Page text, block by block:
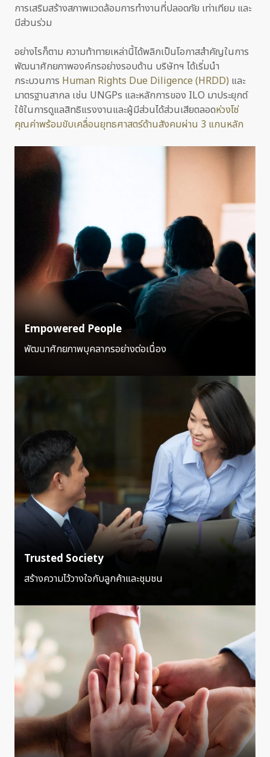
การเสริมสร้างสภาพแวดล้อมการทำงานที่ปลอดภัย เท่าเทียม และ
มีส่วนร่วม
อย่างไรก็ตาม ความท้าทายเหล่านี้ได้พลิกเป็นโอกาสสำคัญในการ
พัฒนาศักยภาพองค์กรอย่างรอบด้าน บริษัทฯ ได้เริ่มนำ
กระบวนการ Human Rights Due Diligence (HRDD) และ
มาตรฐานสากล เช่น UNGPs และหลักการของ ILO มาประยุกต์
ใช้ในการดูแลสิทธิแรงงานและผู้มีส่วนได้ส่วนเสียตลอดห่วงโซ่
คุณค่าพร้อมขับเคลื่อนยุทธศาสตร์ด้านสังคมผ่าน 3 แกนหลัก
Empowered People
พัฒนาศักยภาพบุคลากรอย่างต่อเนื่อง
Trusted Society
สร้างความไว้วางใจกับลูกค้าและชุมชน